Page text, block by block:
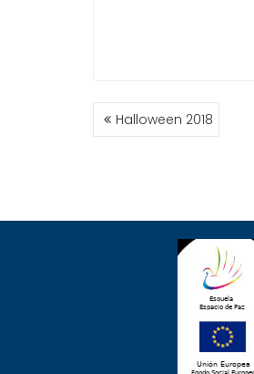
NAVEGACIÓN
DEHalloween 2018